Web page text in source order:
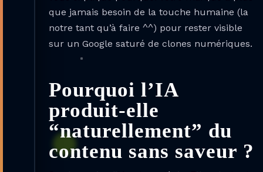
que jamais besoin de la touche humaine (la
notre tant qu’à faire ^^) pour rester visible
sur un Google saturé de clones numériques.
Pourquoi l’IA
produit-elle
“naturellement” du
contenu sans saveur ?